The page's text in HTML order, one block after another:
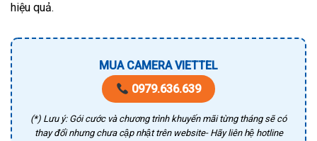
hiệu quả.
MUA CAMERA VIETTEL
0979.636.639
(*) Lưu ý: Gói cước và chương trình khuyến mãi từng tháng sẽ có
thay đổi nhưng chưa cập nhật trên website- Hãy liên hệ hotline